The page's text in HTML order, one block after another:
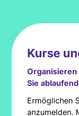
Kurse
Organisieren
Sie
Ermöglichen
anzumelden.